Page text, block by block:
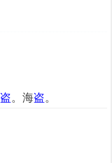
盗。海盗。